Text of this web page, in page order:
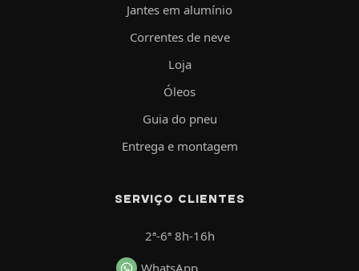
Jantes em alumínio
Correntes de neve
Loja
Óleos
Guia do pneu
Entrega e montagem
SERVIÇO CLIENTES
2ª-6ª 8h-16h